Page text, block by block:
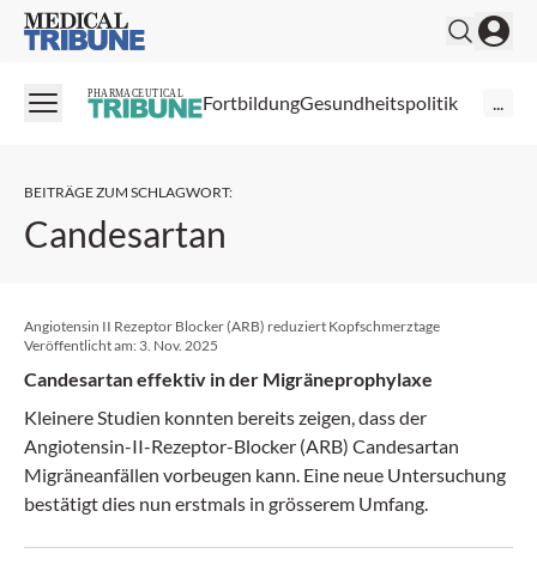
Medical Tribune
PHARMACEUTICAL FortbildungGesundheitspolitik ...
BEITRÄGE ZUM SCHLAGWORT:
Candesartan
Angiotensin II Rezeptor Blocker (ARB) reduziert Kopfschmerztage
Veröffentlicht am: 3. Nov. 2025
Candesartan effektiv in der Migräneprophylaxe
Kleinere Studien konnten bereits zeigen, dass der
Angiotensin-II-Rezeptor-Blocker (ARB) Candesartan
Migräneanfällen vorbeugen kann. Eine neue Untersuchung
bestätigt dies nun erstmals in grösserem Umfang.